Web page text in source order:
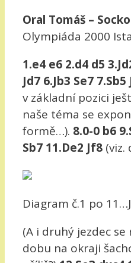
Oral Tomáš –
Olympiáda 2000
1.e4 e6 2.d4 d5
Jd7 6.Jb3 Se7 7.Sb5
v základní pozici
naše téma se
formě…). 8.0-0 b6
Sb7 11.De2 Jf8 (viz.
Diagram č.1 po
(A i druhý jezdec
dobu na okraji